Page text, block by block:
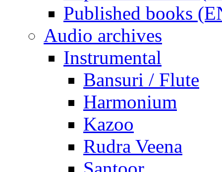
Published books
Audio archives
Instrumental
Bansuri / Flute
Harmonium
Kazoo
Rudra Veena